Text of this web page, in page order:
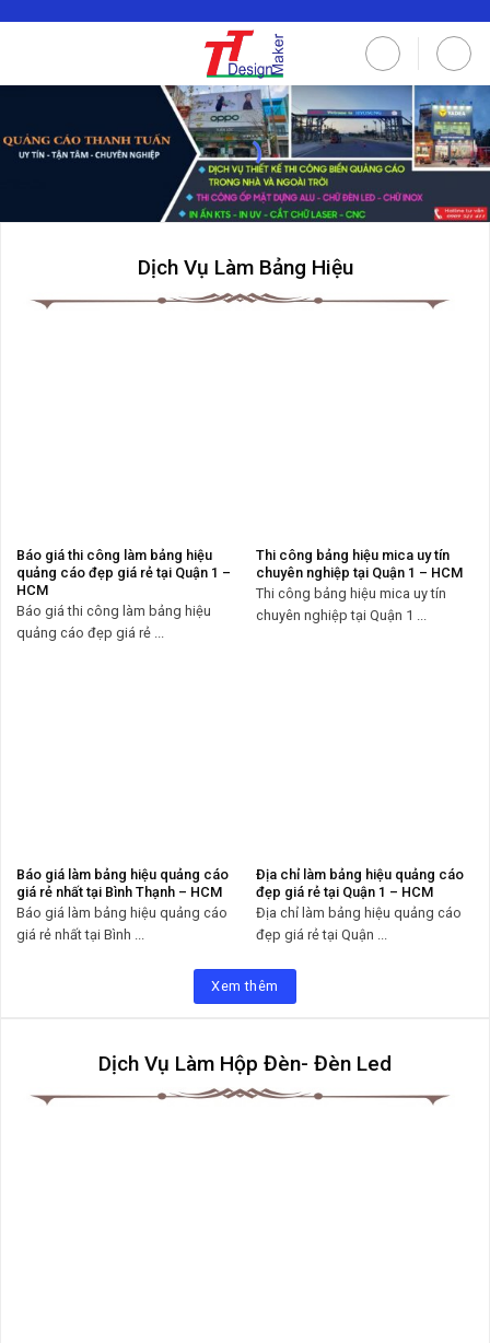
Dịch Vụ Làm Bảng Hiệu
Báo giá thi công làm bảng hiệu
quảng cáo đẹp giá rẻ tại Quận 1 –
HCM
Báo giá thi công làm bảng hiệu
quảng cáo đẹp giá rẻ ...
Thi công bảng hiệu mica uy tín
chuyên nghiệp tại Quận 1 – HCM
Thi công bảng hiệu mica uy tín
chuyên nghiệp tại Quận 1 ...
Báo giá làm bảng hiệu quảng cáo
giá rẻ nhất tại Bình Thạnh – HCM
Báo giá làm bảng hiệu quảng cáo
giá rẻ nhất tại Bình ...
Địa chỉ làm bảng hiệu quảng cáo
đẹp giá rẻ tại Quận 1 – HCM
Địa chỉ làm bảng hiệu quảng cáo
đẹp giá rẻ tại Quận ...
Xem thêm
Dịch Vụ Làm Hộp Đèn- Đèn Led